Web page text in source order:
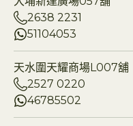
2638 2231
51104053
天水圍天耀商場L007舖
2527 0220
46785502